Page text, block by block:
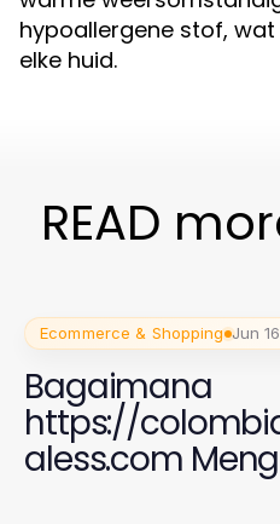
hypoallergene stof,
elke huid.
READ
Ecommerce & Shopping Jun
Bagaimana
https://
aless.com
Fashion